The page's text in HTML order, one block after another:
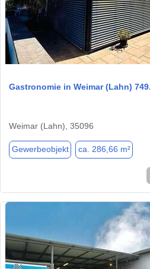
Gastronomie in Weimar (Lahn)
Weimar (Lahn), 35096
Gewerbeobjekt ca. 286,66 m²